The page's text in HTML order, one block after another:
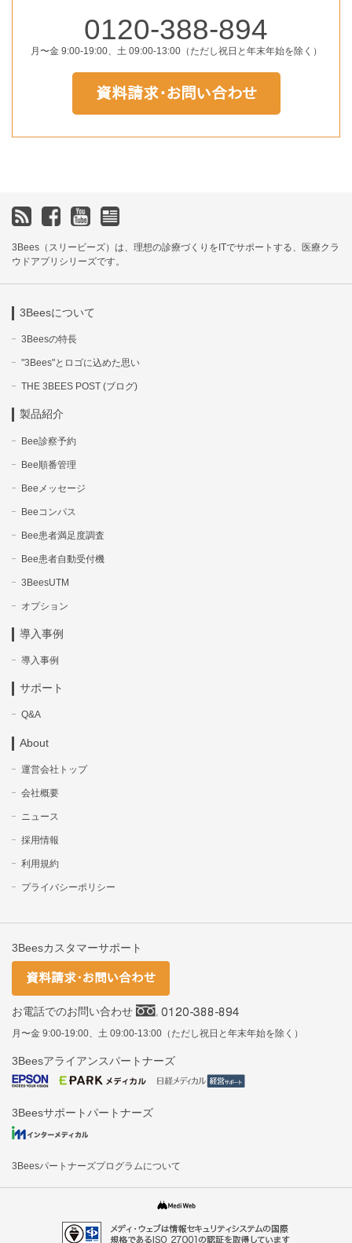
0120-388-894
月〜金 9:00-19:00、土 09:00-13:00（ただし祝日と年末年始を除く）
3Bees（スリービーズ）は、理想の診療づくりをITでサポートする、医療クラ
ウドアプリシリーズです。
3Beesについて
3Beesの特長
"3Bees"とロゴに込めた思い
THE 3BEES POST (ブログ)
製品紹介
Bee診察予約
Bee順番管理
Beeメッセージ
Beeコンパス
Bee患者満足度調査
Bee患者自動受付機
3BeesUTM
オプション
導入事例
導入事例
サポート
Q&A
About
運営会社トップ
会社概要
ニュース
採用情報
利用規約
プライバシーポリシー
3Beesカスタマーサポート
お電話でのお問い合わせ
月〜金 9:00-19:00、土 09:00-13:00（ただし祝日と年末年始を除く）
3Beesアライアンスパートナーズ
3Beesサポートパートナーズ
3Beesパートナーズプログラムについて